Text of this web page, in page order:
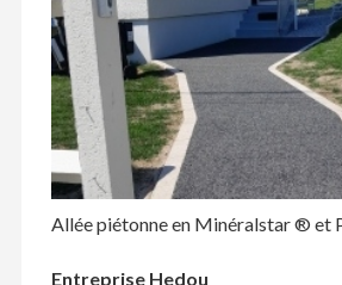
Allée piétonne en Minéralstar ® et
Entreprise Hedou